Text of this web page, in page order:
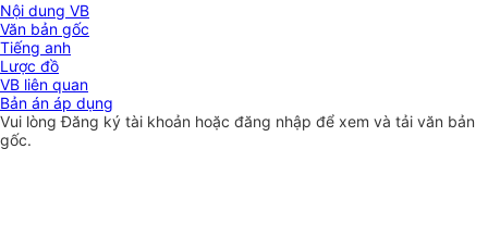
Nội dung VB
Văn bản gốc
Tiếng anh
Lược đồ
VB liên quan
Bản án áp dụng
Vui lòngĐăng ký tài khoản hoặc đăng nhập để xem và tải văn bản
gốc.